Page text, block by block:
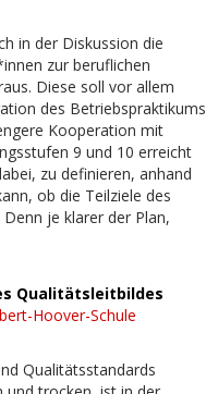
in der Diskussion die
zur beruflichen
Diese soll vor allem
des Betriebspraktikums
Kooperation mit
9 und 10 erreicht
zu definieren, anhand
ob die Teilziele des
je klarer der Plan,
Qualitätsleitbildes
Hoover-Schule
Qualitätsstandards